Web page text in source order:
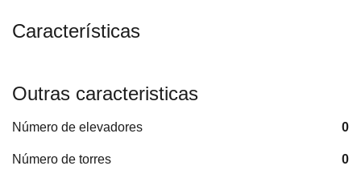
Características
Outras caracteristicas
Número de elevadores 0
Número de torres 0